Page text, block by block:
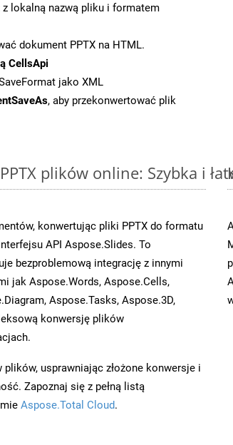
z lokalną nazwą pliku i formatem
dokument PPTX na HTML.
CellsApi
jako XML
, aby przekonwertować plik
plików online: Szybka i
konwertując pliki PPTX do formatu
API Aspose.Slides. To
bezproblemową integrację z innymi
jak Aspose.Words, Aspose.Cells,
Aspose.Tasks, Aspose.3D,
konwersję plików
usprawniając złożone konwersje i
Zapoznaj się z pełną listą
Aspose.Total Cloud.